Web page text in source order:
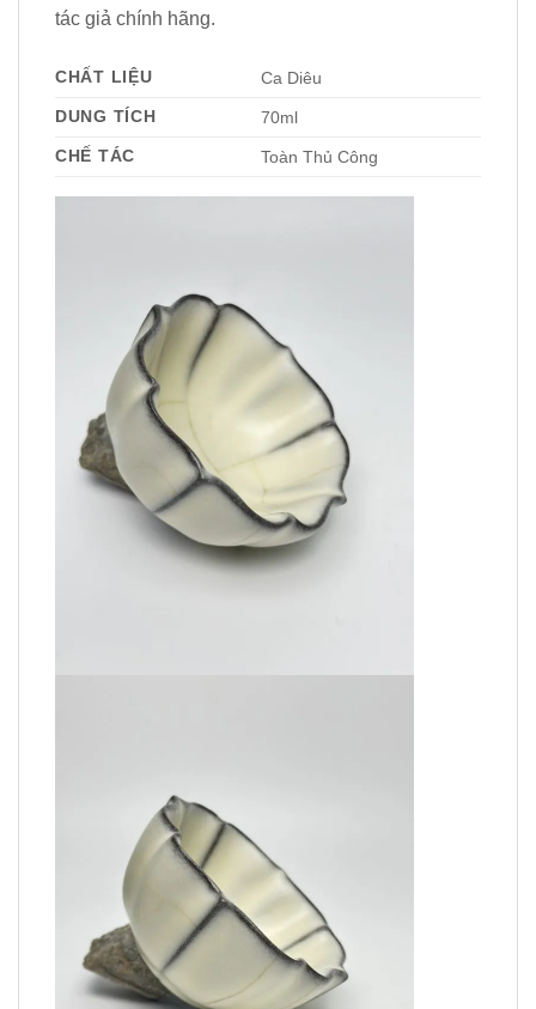
tác giả chính hãng.
CHẤT LIỆU
Ca Diêu
DUNG TÍCH
70ml
CHẾ TÁC
Toàn Thủ Công